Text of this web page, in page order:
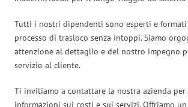
Tutti i nostri dipendenti sono esperti e
processo di trasloco senza intoppi. Siamo
attenzione al dettaglio e del nostro impegno
servizio al cliente.
Ti invitiamo a contattare la nostra azienda
informazioni sui costi e sui servizi. Offriamo